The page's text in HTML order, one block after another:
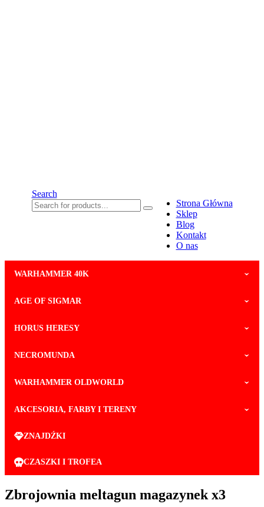
Search
Strona Główna
Sklep
Blog
Kontakt
O nas
WARHAMMER 40K
AGE OF SIGMAR
HORUS HERESY
NECROMUNDA
WARHAMMER OLDWORLD
AKCESORIA, FARBY I TERENY
ZNAJDŹKI
CZASZKI I TROFEA
Zbrojownia meltagun magazynek x3